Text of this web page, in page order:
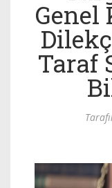
Genel
Taraf